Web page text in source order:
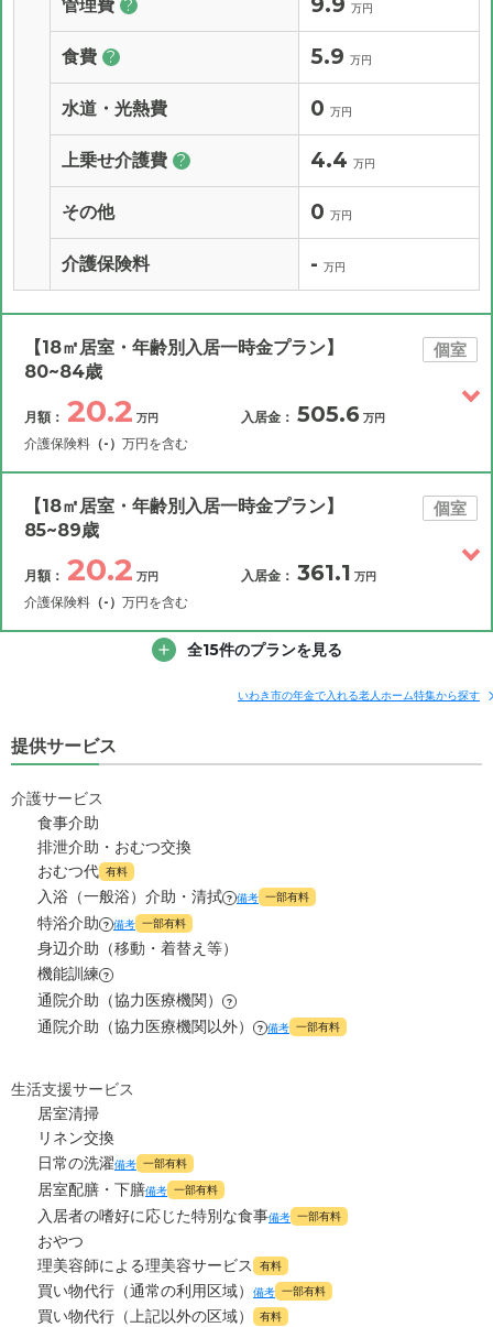
管理費 ? 9.9 万円
食費 ? 5.9 万円
水道・光熱費 0 万円
上乗せ介護費 ? 4.4 万円
その他 0 万円
介護保険料 - 万円
【18㎡居室・年齢別入居一時金プラン】
80~84歳
個室
月額： 20.2 万円
介護保険料 （-） 万円を含む
入居金： 505.6 万円
補足情報
月額費用 20.2 万円
上乗せ介護費
その他
介護保険料
【18㎡居室・年齢別入居一時金プラン】
85~89歳
個室
月額： 20.2 万円
介護保険料 （-） 万円を含む
入居金： 361.1 万円
入居金
その他費用
補足情報
管理費
食費 ? 5.9
水道・光熱費
上乗せ介護費
その他 0
介護保険料
全15件のプランを見る
いわき市の年金で入れる老人ホーム特集から探す
提供サービス
介護サービス
食事介助
排泄介助・おむつ交換
おむつ代 有料
入浴（一般浴）介助・清拭 ? 備考 一部有料
特浴介助 ? 備考 一部有料
身辺介助（移動・着替え等）
機能訓練 ?
通院介助（協力医療機関） ?
通院介助（協力医療機関以外） ? 備考 一部有料
生活支援サービス
居室清掃
リネン交換
日常の洗濯備考 一部有料
居室配膳・下膳備考 一部有料
入居者の嗜好に応じた特別な食事備考 一部有料
おやつ
理美容師による理美容サービス
有料
買い物代行（通常の利用区域） 備考 一部有料
買い物代行（上記以外の区域） 有料